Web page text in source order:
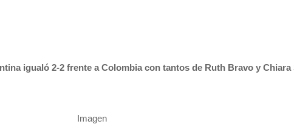
igualó 2-2 frente a Colombia con tantos de Ruth Bravo y
Imagen